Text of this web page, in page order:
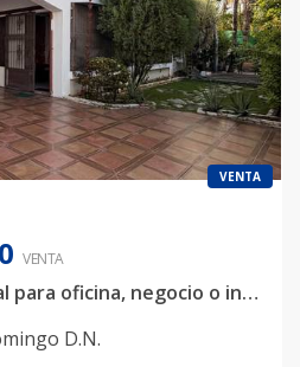
VENTA
VENTA
Casa en el millón ideal para oficina, negocio o inversion
D.N.